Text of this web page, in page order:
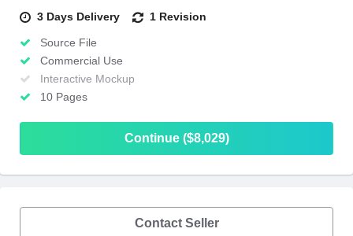
3 Days Delivery 1 Revision
Source File
Commercial Use
Interactive Mockup
10 Pages
Continue ($8,029)
Contact Seller